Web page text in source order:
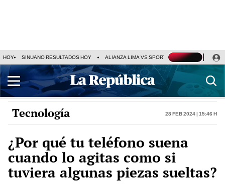
HOY SINUANO RESULTADOS HOY ALIANZA LIMA VS SPORT BOYS JORGE
Tecnología 28 Feb 2024 | 15:46 h
¿Por qué tu teléfono suena
cuando lo agitas como si
tuviera algunas piezas sueltas?